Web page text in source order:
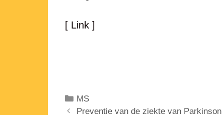
[ Link ]
Categorieën
MS
Preventie van de ziekte van